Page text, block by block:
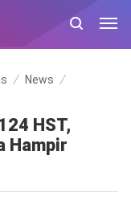
News
HST,
Hampir